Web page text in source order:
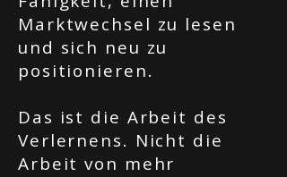
Marktwechsel zu lesen
und sich neu zu
positionieren.
Das ist die Arbeit des
Verlernens. Nicht die
Arbeit von mehr